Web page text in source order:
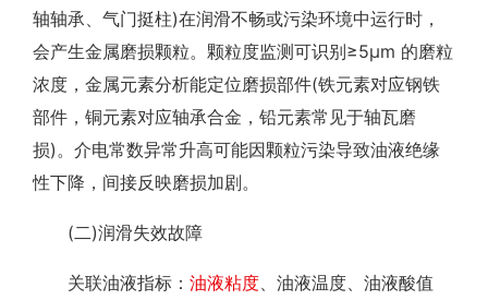
轴轴承、气门挺柱)在润滑不畅或污染环境中运行时，
会产生金属磨损颗粒。颗粒度监测可识别≥5μm 的磨粒
浓度，金属元素分析能定位磨损部件(铁元素对应钢铁
部件，铜元素对应轴承合金，铅元素常见于轴瓦磨
损)。介电常数异常升高可能因颗粒污染导致油液绝缘
性下降，间接反映磨损加剧。
(二)润滑失效故障
关联油液指标： 油液粘度、油液温度、油液酸值